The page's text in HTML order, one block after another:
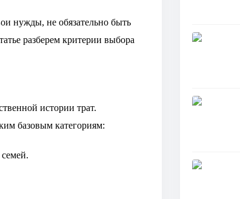
нужды, не обязательно быть
разберем критерии выбора
истории трат.
базовым категориям: